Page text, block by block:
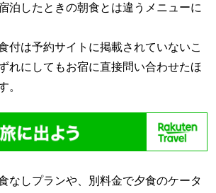
泊したときの朝食とは違うメニューに
付は予約サイトに掲載されていないこ
れにしてもお宿に直接問い合わせたほ
。
なしプランや、別料金で夕食のケータ